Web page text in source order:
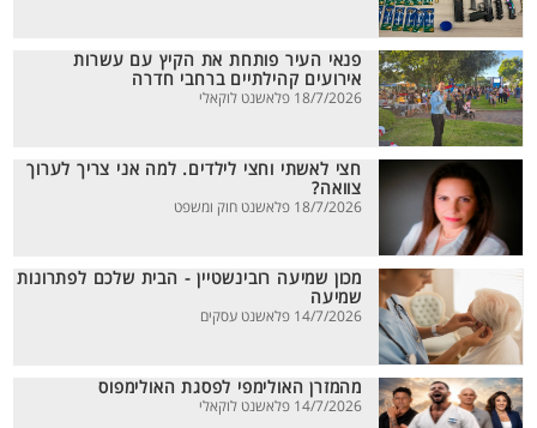
פנאי העיר פותחת את הקיץ עם עשרות
אירועים קהילתיים ברחבי חדרה
18/7/2026 פלאשנט לוקאלי
חצי לאשתי וחצי לילדים. למה אני צריך לערוך
צוואה?
18/7/2026 פלאשנט חוק ומשפט
מכון שמיעה רובינשטיין - הבית שלכם לפתרונות
שמיעה
14/7/2026 פלאשנט עסקים
מהמזרן האולימפי לפסגת האולימפוס
14/7/2026 פלאשנט לוקאלי